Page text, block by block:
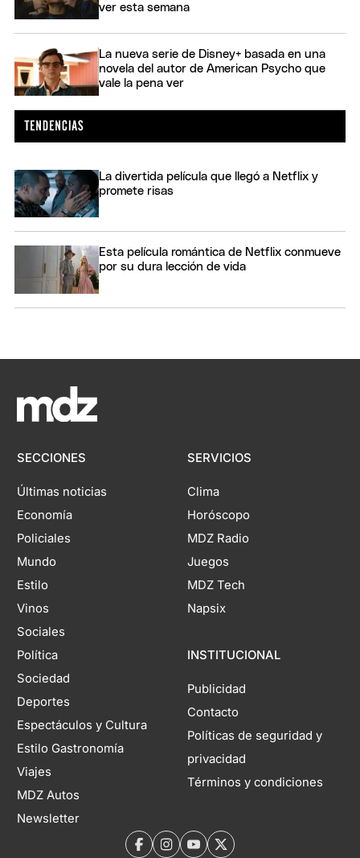
ver esta semana
La nueva serie de Disney+ basada en una
novela del autor de American Psycho que
vale la pena ver
La divertida película que llegó a Netflix y
promete risas
Esta película romántica de Netflix conmueve
por su dura lección de vida
SECCIONES
Últimas noticias
Economía
Policiales
Mundo
Estilo
Vinos
Sociales
Política
Sociedad
Deportes
Espectáculos y Cultura
Estilo Gastronomía
Viajes
MDZ Autos
Newsletter
SERVICIOS
Clima
Horóscopo
MDZ Radio
Juegos
MDZ Tech
Napsix
INSTITUCIONAL
Publicidad
Contacto
Políticas de seguridad y
privacidad
Términos y condiciones